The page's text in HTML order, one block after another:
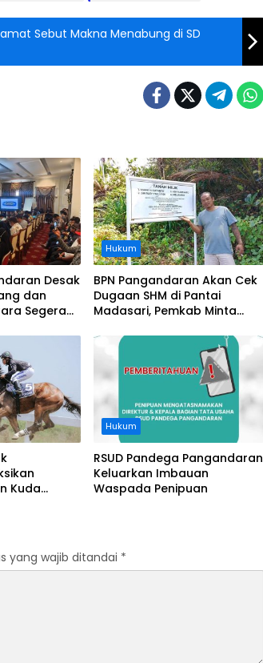
Sebut Makna Menabung di SD
Desak
dan
Segera
Hukum
BPN Pangandaran Akan Cek
Dugaan SHM di Pantai
Madasari, Pemkab Minta
Kuda
Hukum
RSUD Pandega Pangandaran
Keluarkan Imbauan
Waspada Penipuan
yang wajib ditandai *